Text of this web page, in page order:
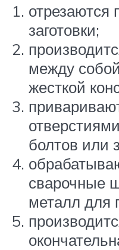
отрезаются
заготовки;
между
жесткой
болтов или
сварочные
металл для